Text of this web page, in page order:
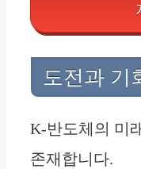
도전과 기
K-반도체의 미
존재합니다.